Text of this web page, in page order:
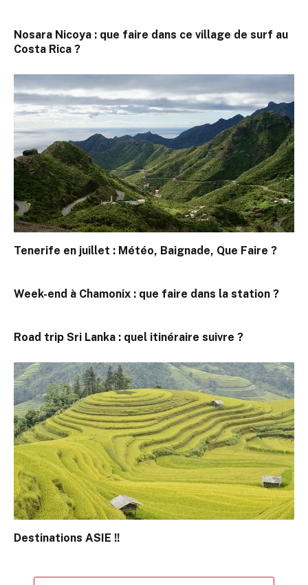
Nosara Nicoya : que faire dans ce village de surf au
Costa Rica ?
Tenerife en juillet : Météo, Baignade, Que Faire ?
Week-end à Chamonix : que faire dans la station ?
Road trip Sri Lanka : quel itinéraire suivre ?
Destinations ASIE !!